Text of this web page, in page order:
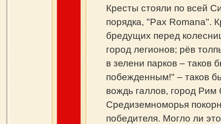
Кресты стояли по всей
порядка, "Pax Romana".
бредущих перед
город легионов; рёв
в зелени парков – таков
побежденным!" – таков
вождь галлов, город
Средиземноморья
победителя. Могло ли